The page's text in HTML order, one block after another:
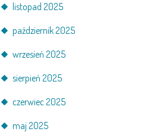
listopad 2025
październik 2025
wrzesień 2025
sierpień 2025
czerwiec 2025
maj 2025